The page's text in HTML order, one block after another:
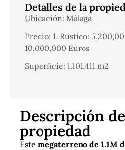
Detalles de la
Ubicación: Málaga
Precio: 1. Rustico:
10,000,000 Euros
Superficie: 1.101.411 m2
Descripción
propiedad
Este megaterreno de 1.1M